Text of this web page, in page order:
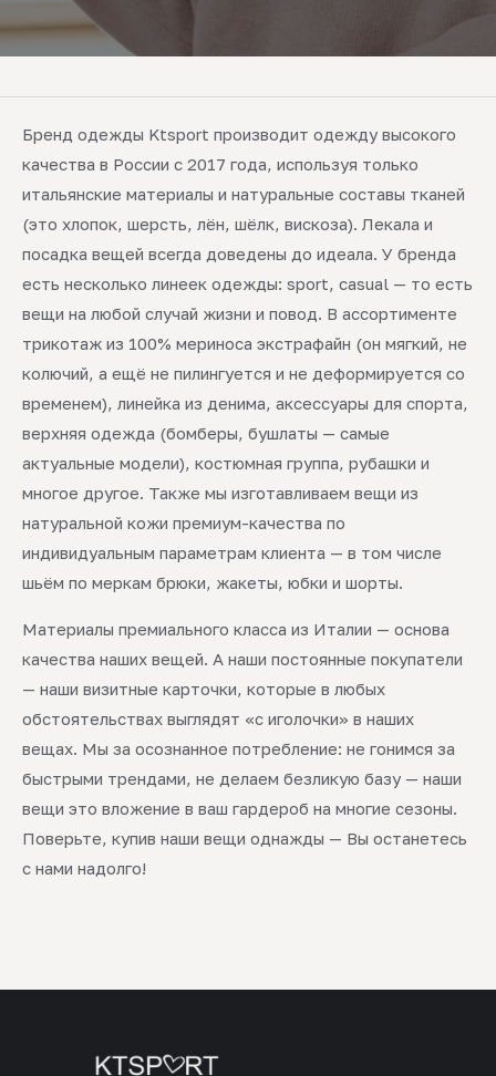
Бренд одежды Ktsport производит одежду высокого
качества в России с 2017 года, используя только
итальянские материалы и натуральные составы тканей
(это хлопок, шерсть, лён, шёлк, вискоза). Лекала и
посадка вещей всегда доведены до идеала. У бренда
есть несколько линеек одежды: sport, casual — то есть
вещи на любой случай жизни и повод. В ассортименте
трикотаж из 100% мериноса экстрафайн (он мягкий, не
колючий, а ещё не пилингуется и не деформируется со
временем), линейка из денима, аксессуары для спорта,
верхняя одежда (бомберы, бушлаты — самые
актуальные модели), костюмная группа, рубашки и
многое другое. Также мы изготавливаем вещи из
натуральной кожи премиум-качества по
индивидуальным параметрам клиента — в том числе
шьём по меркам брюки, жакеты, юбки и шорты.
Материалы премиального класса из Италии — основа
качества наших вещей. А наши постоянные покупатели
— наши визитные карточки, которые в любых
обстоятельствах выглядят «с иголочки» в наших
вещах. Мы за осознанное потребление: не гонимся за
быстрыми трендами, не делаем безликую базу — наши
вещи это вложение в ваш гардероб на многие сезоны.
Поверьте, купив наши вещи однажды — Вы останетесь
с нами надолго!